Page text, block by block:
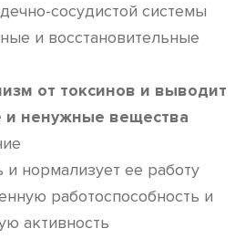
сосудистой системы
и восстановительные
от токсинов и выводит
и ненужные вещества
нормализует ее работу
работоспособность и
активность